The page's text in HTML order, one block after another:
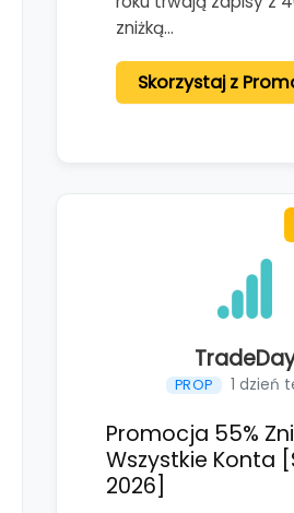
zniżką…
Skorzystaj z
PROP 1 dzień
Promocja 55%
Wszystkie Konta
2026]